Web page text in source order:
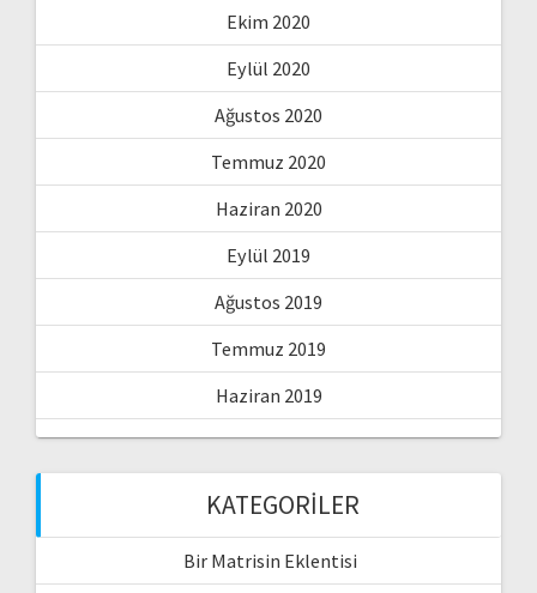
Ekim 2020
Eylül 2020
Ağustos 2020
Temmuz 2020
Haziran 2020
Eylül 2019
Ağustos 2019
Temmuz 2019
Haziran 2019
KATEGORILER
Bir Matrisin Eklentisi